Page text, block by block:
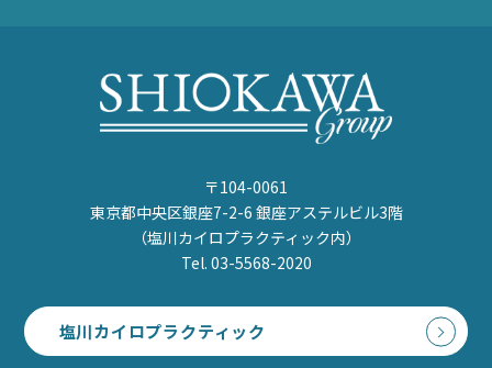
〒104-0061
東京都中央区銀座7-2-6 銀座アステルビル3階
（塩川カイロプラクティック内）
Tel. 03-5568-2020
塩川カイロプラクティック